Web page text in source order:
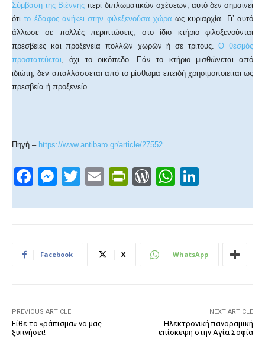
Σύμβαση της Βιέννης περί διπλωματικών σχέσεων, αυτό δεν σημαίνει
ότιτο έδαφος ανήκει στην φιλεξενούσα χώρα ως κυριαρχία. Γι’ αυτό
άλλωσε σε πολλές περιπτώσεις, στο ίδιο κτήριο φιλοξενούνται
πρεσβείες και προξενεία πολλών χωρών ή σε τρίτους.Ο θεσμός
προστατεύεται, όχι το οικόπεδο. Εάν το κτήριο μισθώνεται από
ιδιώτη, δεν απαλλάσσεται από το μίσθωμα επειδή χρησιμοποιείται ως
πρεσβεία ή προξενείο.
Πηγή –https://www.antibaro.gr/article/27552
F
c
b
k
M
ss
n
T
tt
E
ail
Pr
tF
W
d
e
W
at
A
k
dI
Facebook X WhatsApp
PREVIOUS ARTICLE
Είθε το «ράπισμα» να μας
ξυπνήσει!
NEXT ARTICLE
Ηλεκτρονική πανοραμική
επίσκεψη στην Αγία Σοφία